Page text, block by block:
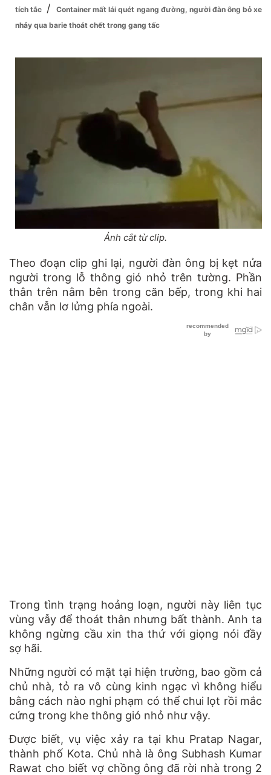
tích tắc /
Container mất lái quét ngang đường, người đàn ông bỏ xe
nhảy qua barie thoát chết trong gang tấc
Ảnh cắt từ clip.
Theo đoạn clip ghi lại, người đàn ông bị kẹt nửa
người trong lỗ thông gió nhỏ trên tường. Phần
thân trên nằm bên trong căn bếp, trong khi hai
chân vẫn lơ lửng phía ngoài.
Trong tình trạng hoảng loạn, người này liên tục
vùng vẫy để thoát thân nhưng bất thành. Anh ta
không ngừng cầu xin tha thứ với giọng nói đầy
sợ hãi.
Những người có mặt tại hiện trường, bao gồm cả
chủ nhà, tỏ ra vô cùng kinh ngạc vì không hiểu
bằng cách nào nghi phạm có thể chui lọt rồi mắc
cứng trong khe thông gió nhỏ như vậy.
Được biết, vụ việc xảy ra tại khu Pratap Nagar,
thành phố Kota. Chủ nhà là ông Subhash Kumar
Rawat cho biết vợ chồng ông đã rời nhà trong 2